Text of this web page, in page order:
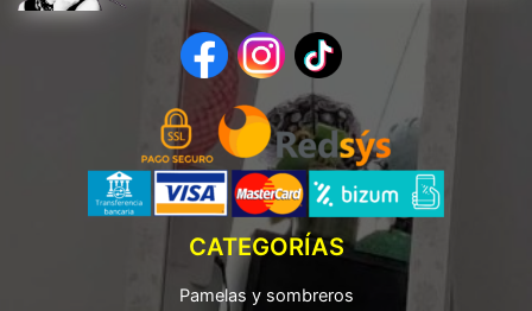
CATEGORÍAS
Pamelas y sombreros